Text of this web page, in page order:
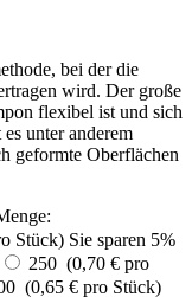
bei der die
wird. Der große
flexibel ist und sich
unter anderem
geformte Oberflächen
Stück) Sie sparen 5%
250 (0,70 € pro
(0,65 € pro Stück)